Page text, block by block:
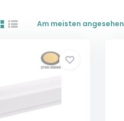
Am meisten angesehen